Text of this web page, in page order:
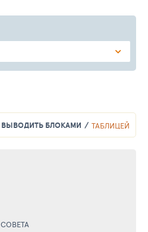
ВЫВОДИТЬ БЛОКАМИ ТАБЛИЦЕЙ
СОВЕТА